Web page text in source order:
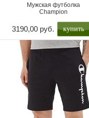
Мужская футболка
Champion
3190,00 руб. купить